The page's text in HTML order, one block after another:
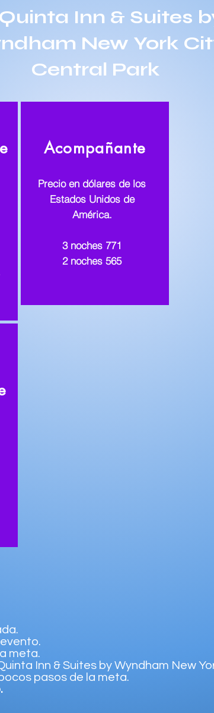
Inn & Suites
New York
Central Park
Acompañante
Precio en dólares de los
Estados Unidos de
América.
3 noches 771
2 noches 565
meta.
Inn & Suites by Wyndham New
pasos de la meta.